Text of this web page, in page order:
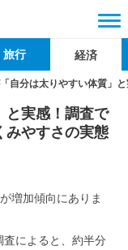
旅行 経済
自分は太りやすい体質」
と実感！調査で
みやすさの実態
増加傾向にありま
査によると、約半分